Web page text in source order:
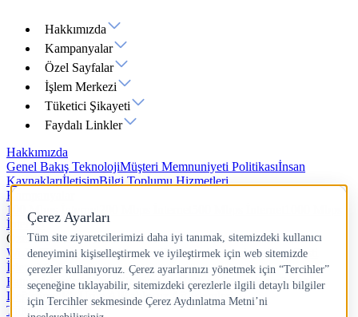
Hakkımızda
Kampanyalar
Özel Sayfalar
İşlem Merkezi
Tüketici Şikayeti
Faydalı Linkler
Hakkımızda
Genel Bakış TeknolojiMüşteri Memnuniyeti Politikasıİnsan
KaynaklarıİletişimBilgi Toplumu Hizmetleri
Kampanyalar
100 Mbps İnternet
İnternet
Özel Sayfalar
Wi-Fi 7Yazlık İnternetHız Testi IP Adresi SorgulamaPing Testi
İşlem Merkezi
Fatura İşlemleriAbonelik İşlemleriÜrün ve ServislerimPaket
Değiştirme Ek Ürün Al
Kablosuz Ağ İşlemleri
Tüketici Şikayeti